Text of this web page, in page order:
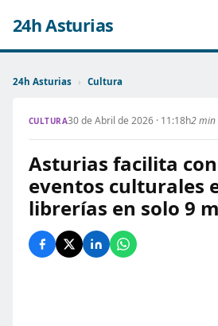
24h Asturias
24h Asturias › Cultura
CULTURA30 de Abril de 2026 · 11:18h2 min
Asturias facilita
eventos culturales
librerías en solo 9